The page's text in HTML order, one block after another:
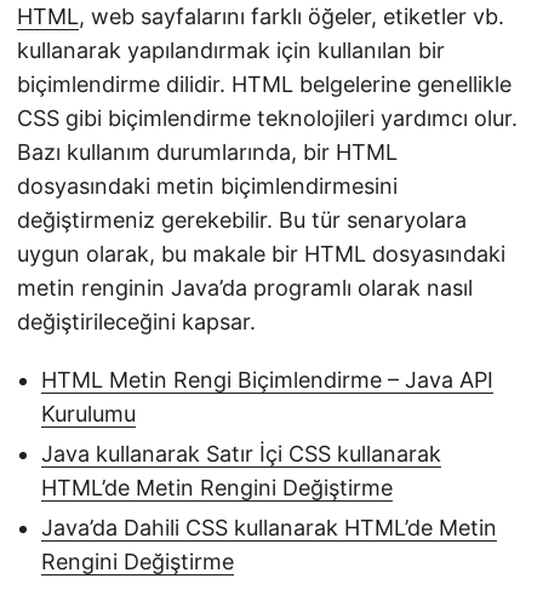
HTML, web sayfalarını farklı öğeler, etiketler vb.
kullanarak yapılandırmak için kullanılan bir
biçimlendirme dilidir. HTML belgelerine genellikle
CSS gibi biçimlendirme teknolojileri yardımcı olur.
Bazı kullanım durumlarında, bir HTML
dosyasındaki metin biçimlendirmesini
değiştirmeniz gerekebilir. Bu tür senaryolara
uygun olarak, bu makale bir HTML dosyasındaki
metin renginin Java’da programlı olarak nasıl
değiştirileceğini kapsar.
HTML Metin Rengi Biçimlendirme – Java API
Kurulumu
Java kullanarak Satır İçi CSS kullanarak
HTML’de Metin Rengini Değiştirme
Java’da Dahili CSS kullanarak HTML’de Metin
Rengini Değiştirme